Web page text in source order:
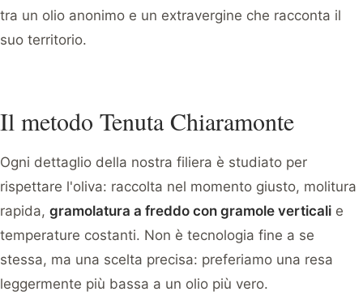
tra un olio anonimo e un extravergine che racconta il
suo territorio.
Il metodo Tenuta Chiaramonte
Ogni dettaglio della nostra filiera è studiato per
rispettare l'oliva: raccolta nel momento giusto, molitura
rapida, gramolatura a freddo con gramole verticali e
temperature costanti. Non è tecnologia fine a se
stessa, ma una scelta precisa: preferiamo una resa
leggermente più bassa a un olio più vero.